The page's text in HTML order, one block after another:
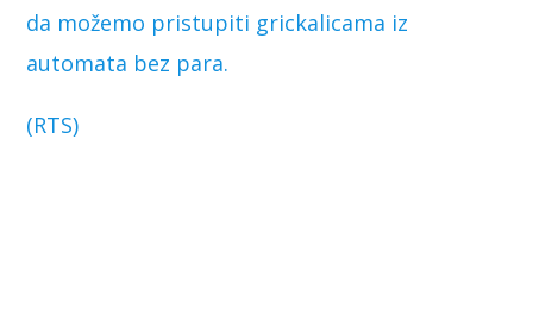
da možemo pristupiti grickalicama iz
automata bez para.
(RTS)